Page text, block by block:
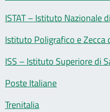
ISTAT – Istituto Nazionale
Istituto Poligrafico e Zecca
ISS – Istituto Superiore di
Poste Italiane
Trenitalia